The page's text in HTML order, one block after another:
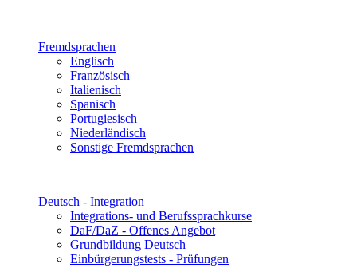
Fremdsprachen
Englisch
Französisch
Italienisch
Spanisch
Portugiesisch
Niederländisch
Sonstige Fremdsprachen
Deutsch - Integration
Integrations- und Berufssprachkurse
DaF/DaZ - Offenes Angebot
Grundbildung Deutsch
Einbürgerungstests - Prüfungen